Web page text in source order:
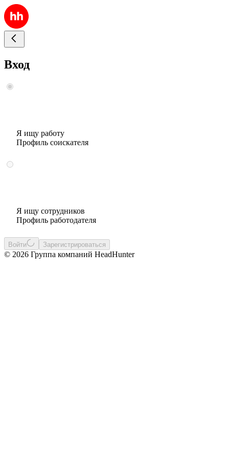
Вход
Я ищу работу
Профиль соискателя
Я ищу сотрудников
Профиль работодателя
Войти Зарегистрироваться
© 2026 Группа компаний HeadHunter